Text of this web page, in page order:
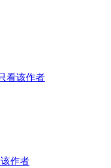
看该作者
作者